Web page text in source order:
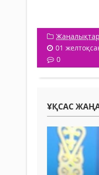
Жаңалықтар
01
0
ҰҚСАС